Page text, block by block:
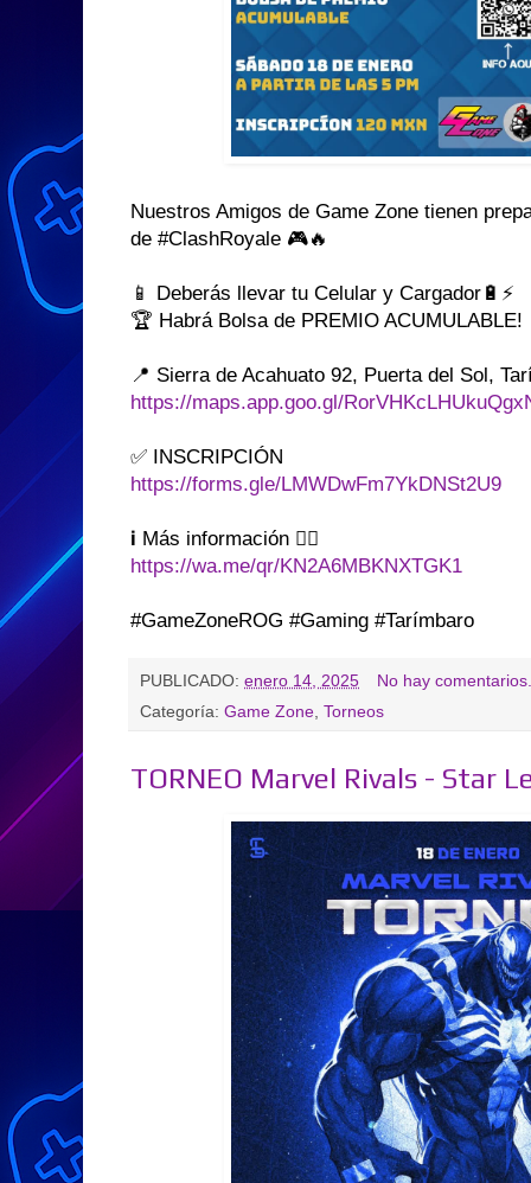
Nuestros Amigos de Game Zone tienen
de #ClashRoyale 🎮🔥
📱 Deberás llevar tu Celular y Cargador🔋⚡
🏆 Habrá Bolsa de PREMIO ACUMULABLE!
📍 Sierra de Acahuato 92, Puerta del Sol,
https://maps.app.goo.gl/
✅ INSCRIPCIÓN
https://forms.gle/LMWDwFm7YkDNSt2U9
ℹ️ Más información 👇🏻
https://wa.me/qr/KN2A6MBKNXTGK1
#GameZoneROG #Gaming #Tarímbaro
PUBLICADO: enero 14, 2025
No hay
Categoría: Game Zone, Torneos
TORNEO Marvel Rivals - Star